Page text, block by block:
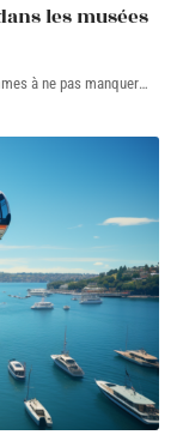
les musées
à ne pas manquer…